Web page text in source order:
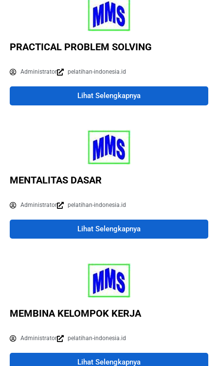
PRACTICAL PROBLEM SOLVING
Administrator pelatihan-indonesia.id
Lihat Selengkapnya
MENTALITAS DASAR
Administrator pelatihan-indonesia.id
Lihat Selengkapnya
MEMBINA KELOMPOK KERJA
Administrator pelatihan-indonesia.id
Lihat Selengkapnya